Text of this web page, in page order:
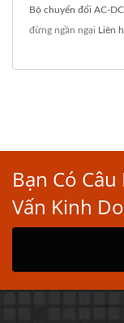
Bộ chuyển đổi AC-DC
đừng ngần ngại Liên
Bạn Có
Vấn Kinh